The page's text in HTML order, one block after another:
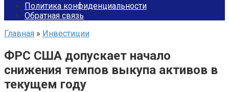
Политика конфиденциальности
Обратная связь
Главная » Инвестиции
ФРС США допускает начало
снижения темпов выкупа активов в
текущем году